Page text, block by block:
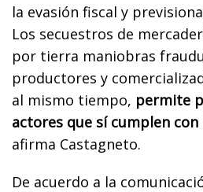
la evasión fiscal y
Los secuestros de
por tierra maniobras
productores y
al mismo tiempo, permite
actores que sí cumplen
afirma Castagneto.
De acuerdo a la